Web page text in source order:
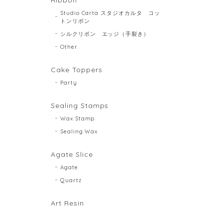
Studio Carta スタジオカルタ コッ
トンリボン
シルクリボン エッジ（手裂き）
Other
Cake Toppers
Party
Sealing Stamps
Wax Stamp
Sealing Wax
Agate Slice
Agate
Quartz
Art Resin